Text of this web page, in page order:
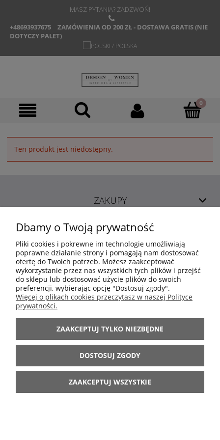
MASZ PYTANIA? ZADZWOŃ!
+48693937675
ZAMÓWIENIA OD 200 ZŁ - DOSTAWA GRATIS (NIE
DOTYCZY PALET)
Ten produkt jest niedostępny.
ZAKUPY
POMOC
MOJE KONTO
INFORMACJE
ARANŻACJE
BĄDŹ Z NAMI
Dbamy o Twoją prywatność
Pliki cookies i pokrewne im technologie umożliwiają
poprawne działanie strony i pomagają nam dostosować
ofertę do Twoich potrzeb. Możesz zaakceptować
wykorzystanie przez nas wszystkich tych plików i przejść
do sklepu lub dostosować użycie plików do swoich
preferencji, wybierając opcję "Dostosuj zgody".
Więcej o plikach cookies przeczytasz w naszej Polityce
prywatności.
ZAAKCEPTUJ TYLKO NIEZBĘDNE
DOSTOSUJ ZGODY
ZAAKCEPTUJ WSZYSTKIE